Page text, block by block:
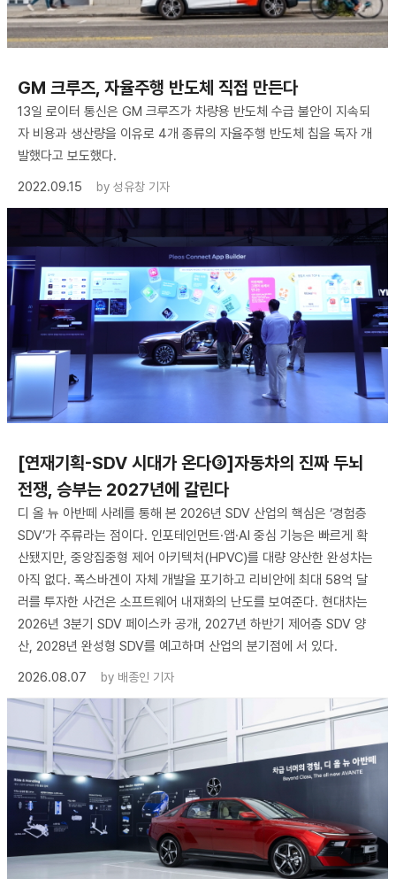
GM 크루즈, 자율주행 반도체 직접 만든다
13일 로이터 통신은 GM 크루즈가 차량용 반도체 수급 불안이 지속되
자 비용과 생산량을 이유로 4개 종류의 자율주행 반도체 칩을 독자 개
발했다고 보도했다.
2022.09.15
by 성유창 기자
[연재기획-SDV 시대가 온다③]자동차의 진짜 두뇌
전쟁, 승부는 2027년에 갈린다
디 올 뉴 아반떼 사례를 통해 본 2026년 SDV 산업의 핵심은 ‘경험층
SDV’가 주류라는 점이다. 인포테인먼트·앱·AI 중심 기능은 빠르게 확
산됐지만, 중앙집중형 제어 아키텍처(HPVC)를 대량 양산한 완성차는
아직 없다. 폭스바겐이 자체 개발을 포기하고 리비안에 최대 58억 달
러를 투자한 사건은 소프트웨어 내재화의 난도를 보여준다. 현대차는
2026년 3분기 SDV 페이스카 공개, 2027년 하반기 제어층 SDV 양
산, 2028년 완성형 SDV를 예고하며 산업의 분기점에 서 있다.
2026.08.07
by 배종인 기자